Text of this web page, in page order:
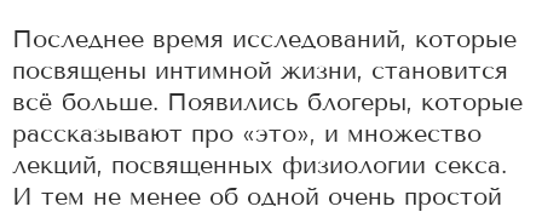
Последнее время исследований, которые
посвящены интимной жизни, становится
всё больше. Появились блогеры, которые
рассказывают про «это», и множество
лекций, посвященных физиологии секса.
И тем не менее об одной очень простой